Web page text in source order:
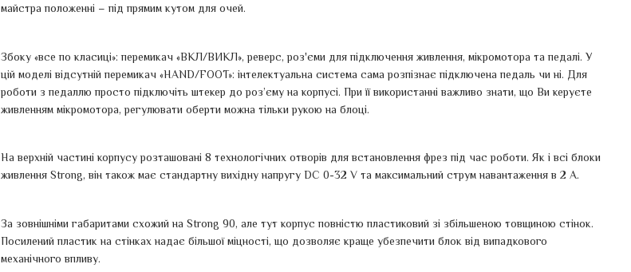
майстра положенні – під прямим кутом для очей.
Збоку «все по класиці»: перемикач «ВКЛ/ВИКЛ», реверс, роз'єми для підключення живлення, мікромотора та педалі. У
цій моделі відсутній перемикач «HAND/FOOT»: інтелектуальна система сама розпізнає підключена педаль чи ні. Для
роботи з педаллю просто підключіть штекер до роз’єму на корпусі. При її використанні важливо знати, що Ви керуєте
живленням мікромотора, регулювати оберти можна тільки рукою на блоці.
На верхній частині корпусу розташовані 8 технологічних отворів для встановлення фрез під час роботи. Як і всі блоки
живлення Strong, він також має стандартну вихідну напругу DC 0-32 V та максимальний струм навантаження в 2 А.
За зовнішніми габаритами схожий на Strong 90, але тут корпус повністю пластиковий зі збільшеною товщиною стінок.
Посилений пластик на стінках надає більшої міцності, що дозволяє краще убезпечити блок від випадкового
механічного впливу.